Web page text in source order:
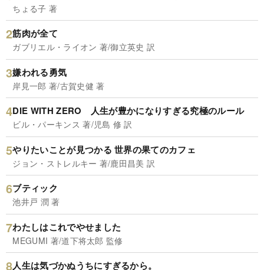
ちょる子 著
筋肉が全て
ガブリエル・ライオン 著/御立英史 訳
嫌われる勇気
岸見一郎 著/古賀史健 著
DIE WITH ZERO 人生が豊かになりすぎる究極のルール
ビル・パーキンス 著/児島 修 訳
やりたいことが見つかる 世界の果てのカフェ
ジョン・ストレルキー 著/鹿田昌美 訳
ブティック
池井戸 潤 著
わたしはこれでやせました
MEGUMI 著/道下将太郎 監修
人生は気づかぬうちにすぎるから。